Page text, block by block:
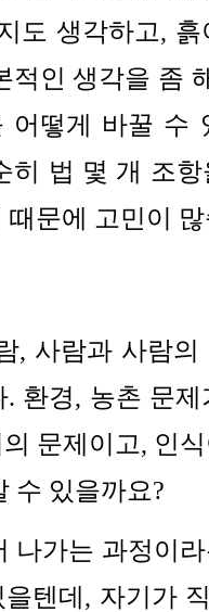
도 생각하고,
적인 생각을 좀
어떻게 바꿀 수
히 법 몇 개 조
문에 고민이
, 사람과 사람
환경, 농촌 문
문제이고, 인
수 있을까요?
나가는 과정이
텐데, 자기가